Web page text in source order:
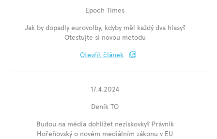
Epoch Times
Jak by dopadly eurovolby, kdyby měl každý dva hlasy?
Otestujte si novou metodu
Otevřít článek
17.4.2024
Deník TO
Budou na média dohlížet neziskovky? Právník
Hořeňovský o novém mediálním zákonu v EU